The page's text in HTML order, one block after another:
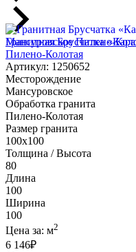
Гранитная Брусчатка
Пилено-Колотая
Артикул: 1250652
Месторождение
Мансуровское
Обработка гранита
Пилено-Колотая
Размер гранита
100х100
Толщина / Высота
80
Длина
100
Ширина
100
Цена за: м2
6 146₽